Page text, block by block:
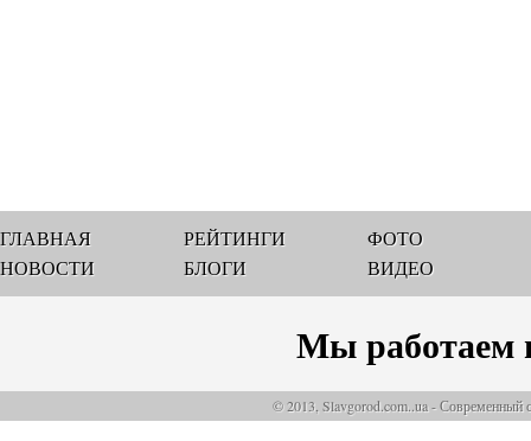
ГЛАВНАЯ
НОВОСТИ
РЕЙТИНГИ
БЛОГИ
ФОТО
ВИДЕО
Мы работаем
© 2013, Slavgorod.com..ua - Современный